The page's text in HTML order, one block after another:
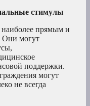
стимулы
прямым и
Они могут
поддержки.
могут
не всегда